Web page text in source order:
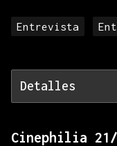
Entrevista
Detalles
Cinephilia 21/